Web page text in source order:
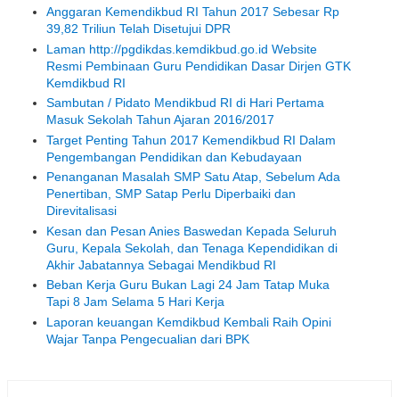
Anggaran Kemendikbud RI Tahun 2017 Sebesar Rp
39,82 Triliun Telah Disetujui DPR
Laman http://pgdikdas.kemdikbud.go.id Website
Resmi Pembinaan Guru Pendidikan Dasar Dirjen GTK
Kemdikbud RI
Sambutan / Pidato Mendikbud RI di Hari Pertama
Masuk Sekolah Tahun Ajaran 2016/2017
Target Penting Tahun 2017 Kemendikbud RI Dalam
Pengembangan Pendidikan dan Kebudayaan
Penanganan Masalah SMP Satu Atap, Sebelum Ada
Penertiban, SMP Satap Perlu Diperbaiki dan
Direvitalisasi
Kesan dan Pesan Anies Baswedan Kepada Seluruh
Guru, Kepala Sekolah, dan Tenaga Kependidikan di
Akhir Jabatannya Sebagai Mendikbud RI
Beban Kerja Guru Bukan Lagi 24 Jam Tatap Muka
Tapi 8 Jam Selama 5 Hari Kerja
Laporan keuangan Kemdikbud Kembali Raih Opini
Wajar Tanpa Pengecualian dari BPK